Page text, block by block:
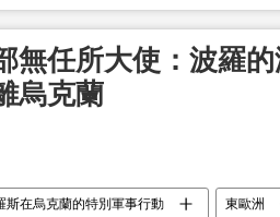
無任所大使：波羅
烏克蘭
斯在烏克蘭的特別軍事行動 東歐洲